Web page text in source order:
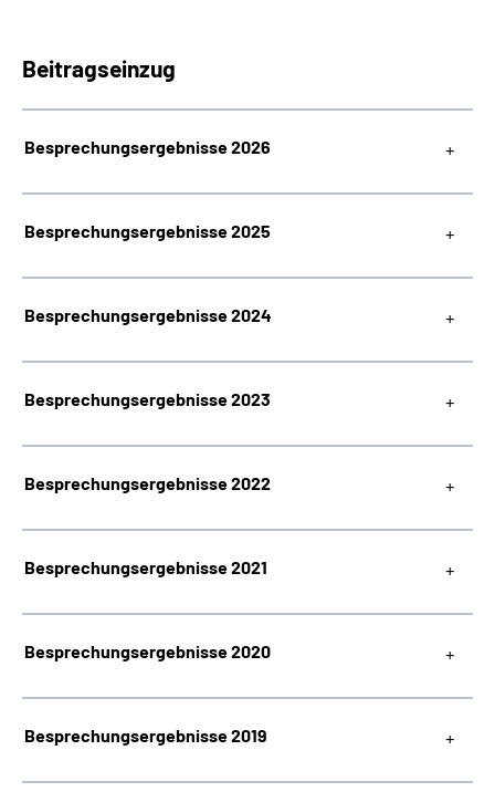
Beitragseinzug
Besprechungsergebnisse 2026
Besprechungsergebnisse 2025
Besprechungsergebnisse 2024
Besprechungsergebnisse 2023
Besprechungsergebnisse 2022
Besprechungsergebnisse 2021
Besprechungsergebnisse 2020
Besprechungsergebnisse 2019